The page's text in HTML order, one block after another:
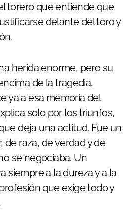
torero que entiende que
delante del toro y
herida enorme, pero su
de la tragedia.
ya a esa memoria del
solo por los triunfos,
deja una actitud. Fue un
de raza, de verdad y de
se negociaba. Un
siempre a la dureza y a la
que exige todo y